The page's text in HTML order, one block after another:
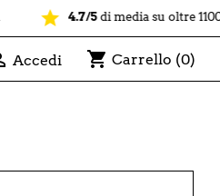
4.7/5di media su oltre 1100
Accedi shopping_cart Carrello (0)